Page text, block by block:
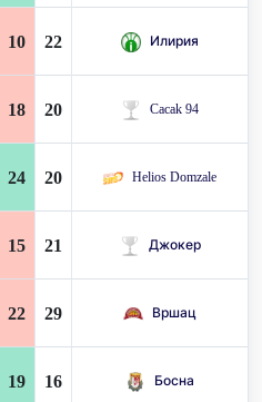
10 22 Илирия
18 20 Cacak 94
24 20 Helios Domzale
15 21 Джокер
22 29 Вршац
19 16 Босна